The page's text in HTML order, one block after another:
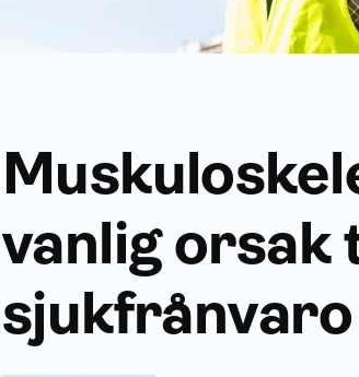
vanlig orsak
sjukfrånvaro